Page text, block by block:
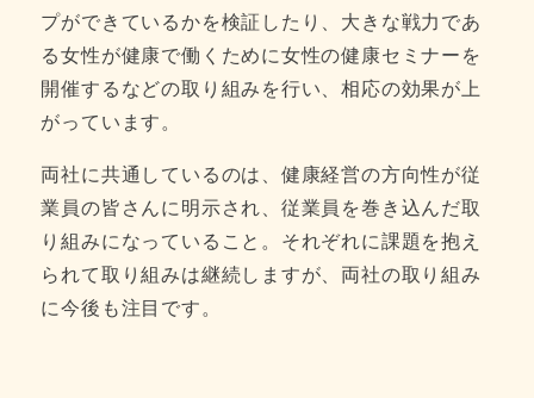
プができているかを検証したり、大きな戦力であ
る女性が健康で働くために女性の健康セミナーを
開催するなどの取り組みを行い、相応の効果が上
がっています。
両社に共通しているのは、健康経営の方向性が従
業員の皆さんに明示され、従業員を巻き込んだ取
り組みになっていること。それぞれに課題を抱え
られて取り組みは継続しますが、両社の取り組み
に今後も注目です。